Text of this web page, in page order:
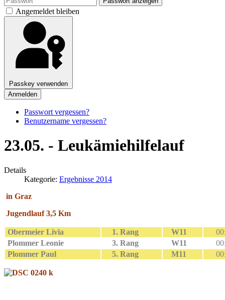
Angemeldet bleiben
Passkey verwenden
Anmelden
Passwort vergessen?
Benutzername vergessen?
23.05. - Leukämiehilfelauf
Details
Kategorie: Ergebnisse 2014
in Graz
Jugendlauf 3,5 Km
Obermeier Livia 1. Rang W11
Plommer Leonie
3. Rang W11
Plommer Paul
5. Rang M11